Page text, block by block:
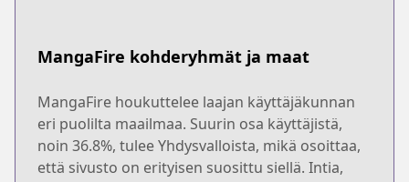
MangaFire kohderyhmät ja maat
MangaFire houkuttelee laajan käyttäjäkunnan
eri puolilta maailmaa. Suurin osa käyttäjistä,
noin 36.8%, tulee Yhdysvalloista, mikä osoittaa,
että sivusto on erityisen suosittu siellä. Intia,